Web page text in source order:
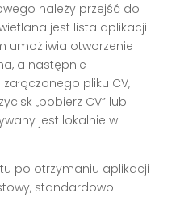
należy przejść do
jest lista aplikacji
umożliwia otworzenie
a następnie
pliku CV,
„pobierz CV” lub
jest lokalnie w
po otrzymaniu aplikacji
standardowo